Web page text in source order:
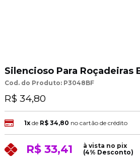
Silencioso Para Roçadeiras
Cod. do Produto: P3048BF
R$ 34,80
1xde R$ 34,80 no cartão de crédito
R$ 33,41
à vista no pix
(4% Desconto)